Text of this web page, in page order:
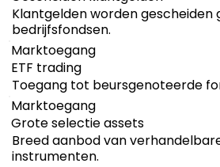
Klantgelden worden gescheiden
bedrijfsfondsen.
Marktoegang
ETF trading
Toegang tot beursgenoteerde
Marktoegang
Grote selectie assets
Breed aanbod van
instrumenten.